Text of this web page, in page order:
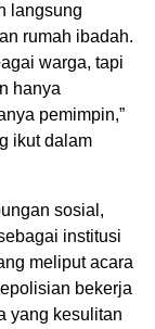
langsung
rumah ibadah.
warga, tapi
hanya
pemimpin,”
ikut dalam
sosial,
institusi
meliput acara
bekerja
yang kesulitan